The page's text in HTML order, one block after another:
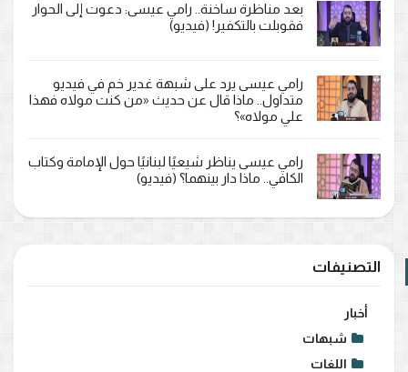
بعد مناظرة ساخنة.. رامي عيسى: دعوت إلى الحوار
فقوبلت بالتكفير! (فيديو)
رامي عيسى يرد على شبهة غدير خم في فيديو
متداول.. ماذا قال عن حديث «من كنت مولاه فهذا
علي مولاه»؟
رامي عيسى يناظر شيعيًا لبنانيًا حول الإمامة وكتاب
الكافي.. ماذا دار بينهما؟ (فيديو)
التصنيفات
أخبار
شبهات
اللغات